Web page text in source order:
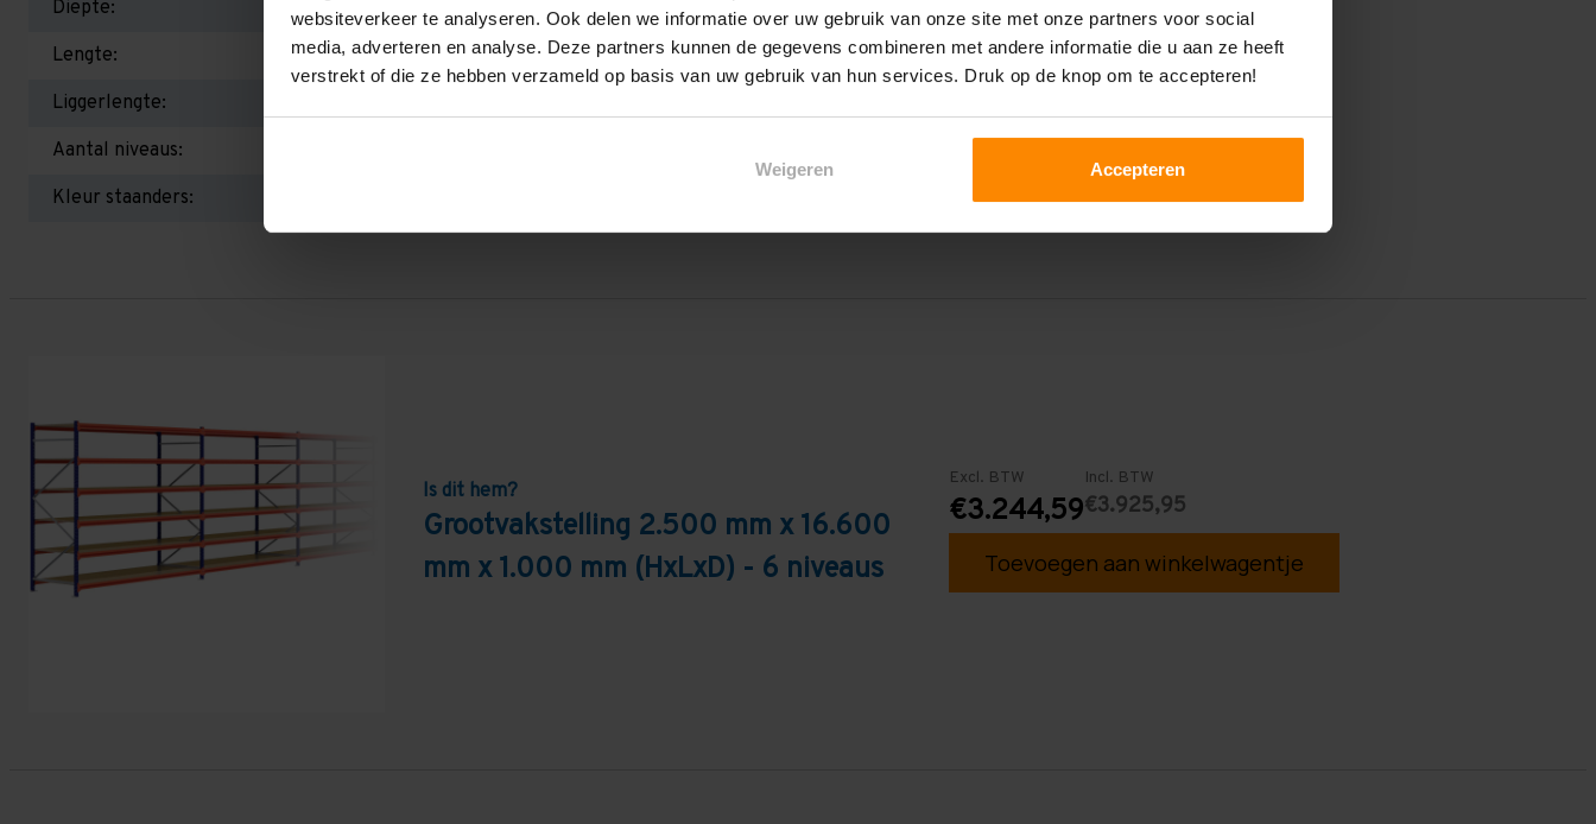
websiteverkeer te analyseren. Ook delen we informatie over uw gebruik van onze site met onze partners voor social
media, adverteren en analyse. Deze partners kunnen de gegevens combineren met andere informatie die u aan ze heeft
verstrekt of die ze hebben verzameld op basis van uw gebruik van hun services. Druk op de knop om te accepteren!
Weigeren Accepteren
Diepte:
1.000 mm
Lengte:
16.600 mm
Liggerlengte:
Aantal niveaus:
Kleur staanders:
Is dit hem?
Grootvakstelling 2.500 mm x 16.600
mm x 1.000 mm (HxLxD) - 6 niveaus
Excl. BTW
€3.244,59
Incl. BTW
€3.925,95
Toevoegen aan winkelwagentje